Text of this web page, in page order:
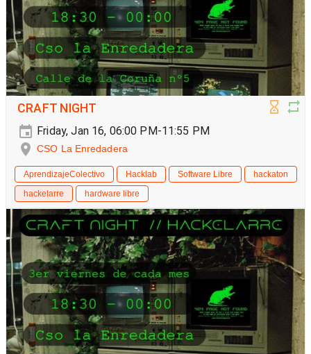
CRAFT NIGHT
Friday, Jan 16, 06:00 PM-11:55 PM
CSO La Enredadera
AprendizajeColectivo Hacklab Software Libre
hackaton
hackelarre
hardware libre